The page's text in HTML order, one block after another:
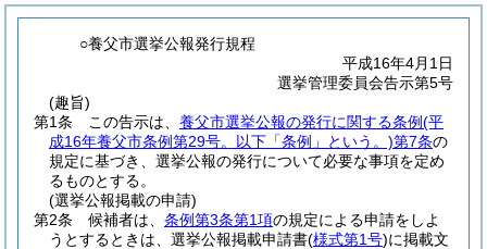
○養父市選挙公報発行規程
平成16年4月1日
選挙管理委員会告示第5号
(趣旨)
第1条
この告示は、 養父市選挙公報の発行に関する条例(平
成16年養父市条例第29号。以下「条例」という。)第7条の
規定に基づき、選挙公報の発行について必要な事項を定め
るものとする。
(選挙公報掲載の申請)
第2条
候補者は、 条例第3条第1項の規定による申請をしよ
うとするときは、選挙公報掲載申請書(様式第1号)に掲載文